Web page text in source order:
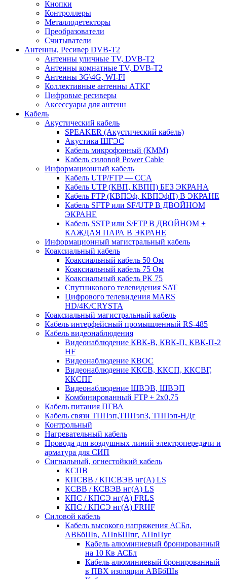
Кнопки
Контроллеры
Металлодетекторы
Преобразователи
Считыватели
Антенны, Ресивер DVB-T2
Антенны уличные TV, DVB-T2
Антенны комнатные TV, DVB-T2
Антенны 3G\4G, WI-FI
Коллективные антенны АТКГ
Цифровые ресиверы
Аксессуары для антенн
Кабель
Акустический кабель
SPEAKER (Акустический кабель)
Акустика ШГЭС
Кабель микрофонный (КММ)
Кабель силовой Power Cable
Информационный кабель
Кабель UTP/FTP — CCA
Кабель UTP (КВП, КВПП) БЕЗ ЭКРАНА
Кабель FTP (КВПЭф, КВПЭфП) В ЭКРАНЕ
Кабель SFTP или SF/UTP В ДВОЙНОМ
ЭКРАНЕ
Кабель SSTP или S/FTP В ДВОЙНОМ +
КАЖДАЯ ПАРА В ЭКРАНЕ
Информационный магистральный кабель
Коаксиальный кабель
Коаксиальный кабель 50 Ом
Коаксиальный кабель 75 Ом
Коаксиальный кабель РК 75
Спутникового телевидения SAT
Цифрового телевидения MARS
HD/4K/CRYSTA
Коаксиальный магистральный кабель
Кабель интерфейсный промышленный RS-485
Кабель видеонаблюдения
Видеонаблюдение КВК-В, КВК-П, КВК-П-2
HF
Видеонаблюдение КВОС
Видеонаблюдение ККСВ, ККСП, ККСВГ,
ККСПГ
Видеонаблюдение ШВЭВ, ШВЭП
Комбинированный FTP + 2х0,75
Кабель питания ПГВА
Кабель связи ТППэп,ТППэпЗ, ТППэп-НДг
Контрольный
Нагревательный кабель
Провода для воздушных линий электропередачи и
арматура для СИП
Сигнальный, огнестойкий кабель
КСПВ
КПСВВ / КПСВЭВ нг(А) LS
КСВВ / КСВЭВ нг(А) LS
КПС / КПСЭ нг(А) FRLS
КПС / КПСЭ нг(А) FRHF
Силовой кабель
Кабель высокого напряжения АСБл,
АВБбШв, АПвБШпг, АПвПуг
Кабель алюминиевый бронированный
на 10 Кв АСБл
Кабель алюминиевый бронированный
в ПВХ изоляции АВБбШв